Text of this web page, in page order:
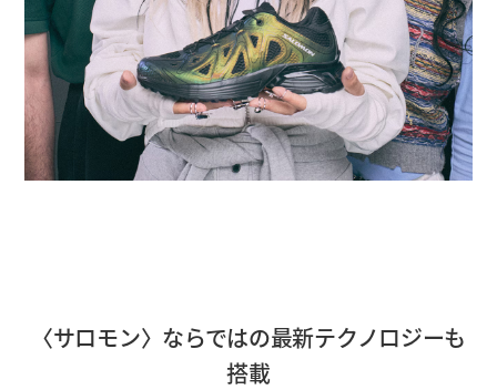
〈サロモン〉ならではの最新テクノロジーも
搭載